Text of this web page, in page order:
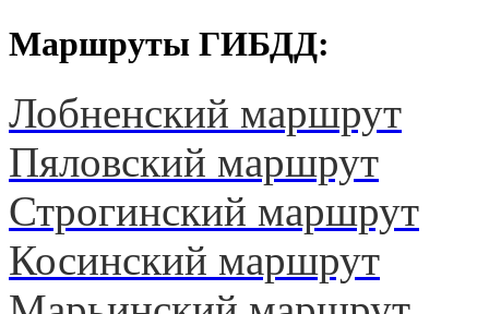
Маршруты ГИБДД:
Лобненский маршрут
Пяловский маршрут
Строгинский маршрут
Косинский маршрут